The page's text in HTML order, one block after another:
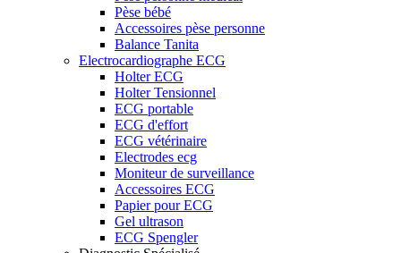
Pèse bébé
Accessoires pèse personne
Balance Tanita
Electrocardiographe ECG
Holter ECG
Holter Tensionnel
ECG portable
ECG d'effort
ECG vétérinaire
Electrodes ecg
Moniteur de surveillance
Accessoires ECG
Papier pour ECG
Gel ultrason
ECG Spengler